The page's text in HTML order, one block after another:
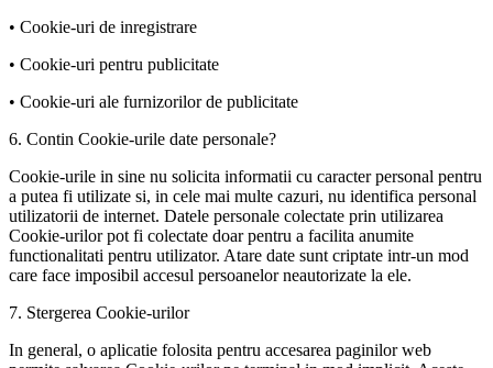
• Cookie-uri de inregistrare
• Cookie-uri pentru publicitate
• Cookie-uri ale furnizorilor de publicitate
6. Contin Cookie-urile date personale?
Cookie-urile in sine nu solicita informatii cu caracter personal pentru
a putea fi utilizate si, in cele mai multe cazuri, nu identifica personal
utilizatorii de internet. Datele personale colectate prin utilizarea
Cookie-urilor pot fi colectate doar pentru a facilita anumite
functionalitati pentru utilizator. Atare date sunt criptate intr-un mod
care face imposibil accesul persoanelor neautorizate la ele.
7. Stergerea Cookie-urilor
In general, o aplicatie folosita pentru accesarea paginilor web